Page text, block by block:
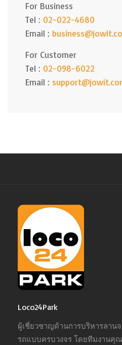
For Business
Tel : 02-022-4680
Email :
For Customer
Tel : 02-098-6022
Email :
Loco24Park
ผู้เชี่ยวชาญด้านการบริหารลาน
รถแบบครบวงจร โดยทีมงานคุ